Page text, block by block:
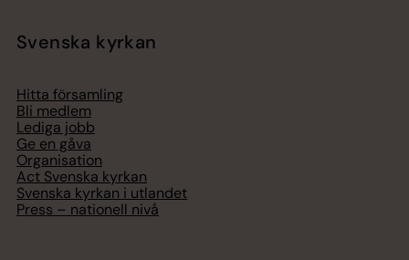
Svenska kyrkan
Hitta församling
Bli medlem
Lediga jobb
Ge en gåva
Organisation
Act Svenska kyrkan
Svenska kyrkan i utlandet
Press – nationell nivå